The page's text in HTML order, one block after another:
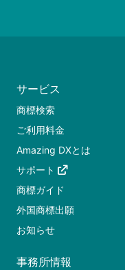
サービス
商標検索
ご利用料金
Amazing DXとは
サポート
商標ガイド
外国商標出願
お知らせ
事務所情報